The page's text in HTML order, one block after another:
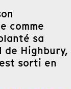
comme
sa
Highbury,
sorti en